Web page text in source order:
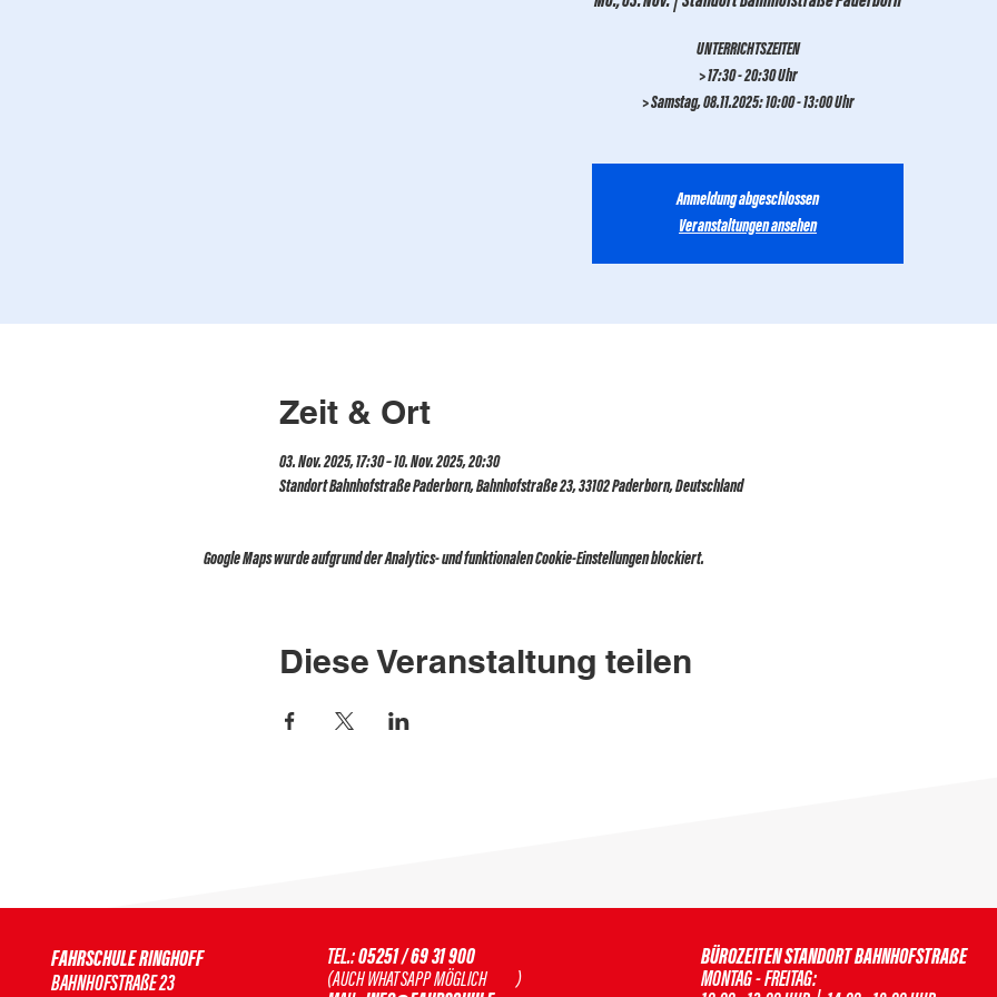
UNTERRICHTSZEITEN
> 17:30 - 20:30 Uhr
> Samstag, 08.11.2025: 10:00 - 13:00 Uhr
Anmeldung abgeschlossen
Veranstaltungen ansehen
Zeit & Ort
03. Nov. 2025, 17:30 – 10. Nov. 2025, 20:30
Standort Bahnhofstraße Paderborn, Bahnhofstraße 23, 33102 Paderborn, Deutschland
Google Maps wurde aufgrund der Analytics- und funktionalen Cookie-Einstellungen blockiert.
Diese Veranstaltung teilen
FAHRSCHULE RINGHOFF
BAHNHOFSTRAßE 23
TEL.:05251 / 69 31 900
(AUCH WHATSAPP MÖGLICH )
BÜROZEITEN STANDORT BAHNHOFSTRAßE
MONTAG - FREITAG: